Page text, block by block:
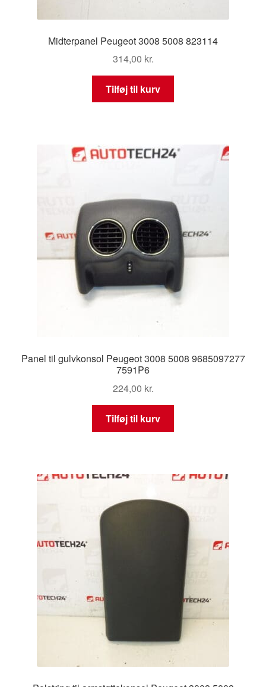
Midterpanel Peugeot 3008 5008 823114
314,00 kr.
Tilføj til kurv
Panel til gulvkonsol Peugeot 3008 5008 9685097277
7591P6
224,00 kr.
Tilføj til kurv